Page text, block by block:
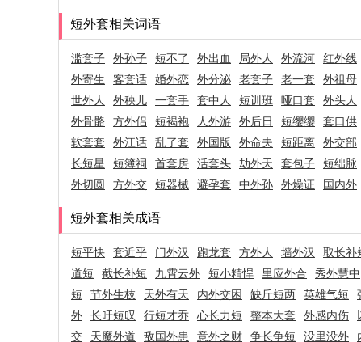
短外套相关词语
滥套子 外孙子 短不了 外出血 局外人 外流河 红外线
外寄生
客套话 婚外恋 外分泌 老套子 老一套 外祖母
世外人
外秧儿 一套手 套中人 短训班 哑口套 外头人
外骨骼
方外侣 短褐袍 人外游 外后日 短缨缨 套口供
软套套
外江话 乱了套 外国版 外命夫 短距离 外交部
长短星
短簿祠 首套房 活套头 劫外天 套包子 短绌脉
外切圆
方外交 短器械 避孕套 中外孙 外燥证 国内外
短外套相关成语
短平快 套近乎 门外汉 跑龙套 方外人 墙外汉 取长补
道短
截长补短 九霄云外 短小精悍 里应外合 秀外慧中
短
节外生枝 天外有天 内外交困 缺斤短两 英雄气短
外
长吁短叹 行短才乔 心长力短 整本大套 外感内伤
交
天魔外道 敌国外患 意外之财 争长争短 没里没外